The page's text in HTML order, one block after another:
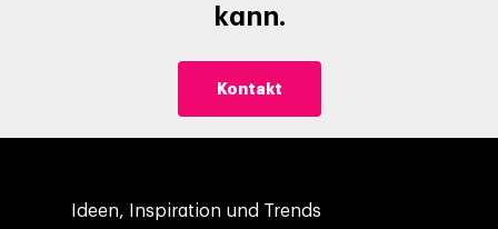
kann.
Kontakt
Ideen, Inspiration und Trends